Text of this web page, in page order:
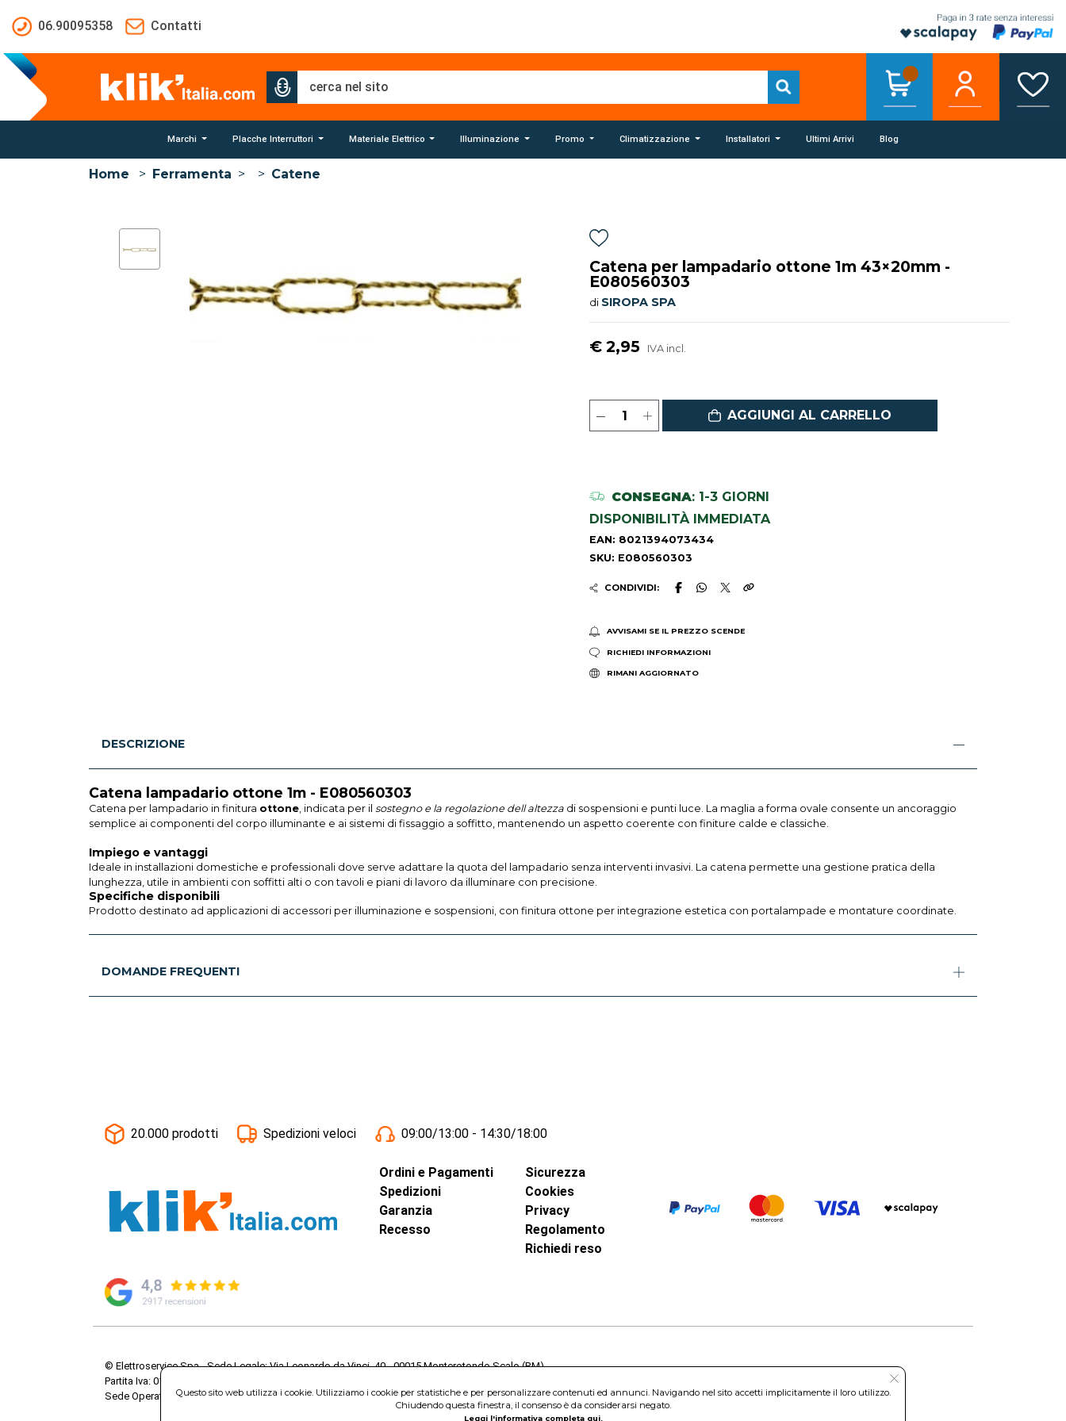
06.90095358
Contatti
Marchi Placche Interruttori Materiale Elettrico Illuminazione Promo Climatizzazione Installatori Ultimi Arrivi Blog
Home > Ferramenta > > Catene
Catena per lampadario ottone 1m 43×20mm -
E080560303
di SIROPA SPA
€ 2,95 IVA incl.
AGGIUNGI AL CARRELLO
CONSEGNA: 1-3 GIORNI
DISPONIBILITÀ IMMEDIATA
EAN: 8021394073434
SKU: E080560303
CONDIVIDI:
AVVISAMI SE IL PREZZO SCENDE
RICHIEDI INFORMAZIONI
RIMANI AGGIORNATO
DESCRIZIONE
Catena lampadario ottone 1m - E080560303
Catena per lampadario in finitura ottone, indicata per il sostegno e la regolazione dell altezza di sospensioni e punti luce. La maglia a forma ovale consente un ancoraggio
semplice ai componenti del corpo illuminante e ai sistemi di fissaggio a soffitto, mantenendo un aspetto coerente con finiture calde e classiche.
Impiego e vantaggi
Ideale in installazioni domestiche e professionali dove serve adattare la quota del lampadario senza interventi invasivi. La catena permette una gestione pratica della
lunghezza, utile in ambienti con soffitti alti o con tavoli e piani di lavoro da illuminare con precisione.
Specifiche disponibili
Prodotto destinato ad applicazioni di accessori per illuminazione e sospensioni, con finitura ottone per integrazione estetica con portalampade e montature coordinate.
DOMANDE FREQUENTI
20.000 prodotti Spedizioni veloci 09:00/13:00 - 14:30/18:00
Ordini e Pagamenti
Spedizioni
Garanzia
Recesso
Sicurezza
Cookies
Privacy
Regolamento
Richiedi reso
© Elettroservice Spa - Sede Legale: Via Leonardo da Vinci, 40 - 00015 Monterotondo Scalo (RM)
Partita Iva: 01586761007 - Codice Fiscale: 06634500588 Capitale Sociale 1.600.000,00 Euro i.v. Iscritto al Registro delle Imprese di Roma REA: RM-535144
Sede Operativa: Via Leonardo da Vinci, 40 - 00015 Monterotondo Scalo (RM) - Telefono:06.90095358
Questo sito web utilizza i cookie. Utilizziamo i cookie per statistiche e per personalizzare contenuti ed annunci. Navigando nel sito accetti implicitamente il loro utilizzo.
Chiudendo questa finestra, il consenso è da considerarsi negato.
Leggi l'informativa completa qui.